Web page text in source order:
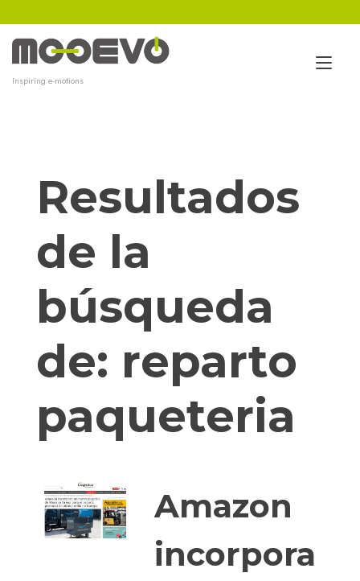
al
contenido
Inspiring e-motions
Resultados
de la
búsqueda
de: reparto
paqueteria
Amazon
incorpora